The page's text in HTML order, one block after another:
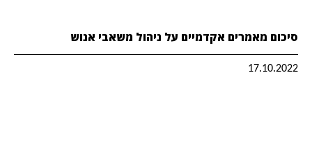
סיכום מאמרים אקדמיים על ניהול משאבי אנוש
17.10.2022